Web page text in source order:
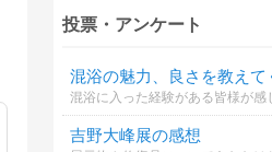
投票・アンケート
混浴の魅力、良さを教えて
吉野大峰展の感想